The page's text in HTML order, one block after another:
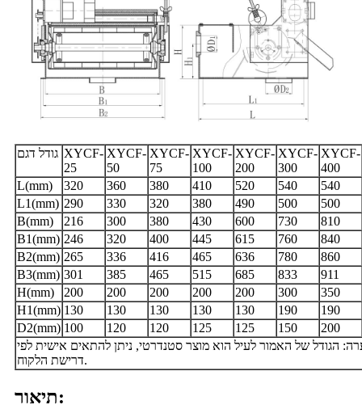
גודל דגם XYCF-
25
XYCF-
50
XYCF-
75
XYCF-
100
XYCF-
200
XYCF-
300
XYCF-
400
L(mm)
320 360 380 410 520 540
540
L1(mm) 290 330 320 380 490 500
500
B(mm)
216 300 380 430 600 730
810
B1(mm) 246 320 400 445 615 760
840
B2(mm) 265 336 416 465 636 780
860
B3(mm) 301 385 465 515 685 833
911
H(mm)
200 200 200 200 200 300
350
H1(mm) 130 130 130 130 130 190
190
D2(mm) 100 120 120 125 125 150
200
הגודל של האמור לעיל הוא מוצר סטנדרטי, ניתן להתאים אישית לפי
דרישת הלקוח.
תיאור: